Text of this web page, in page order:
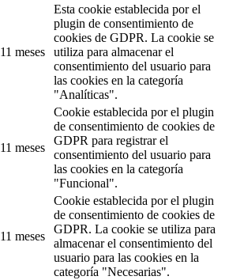
11 meses
Esta cookie establecida por el
plugin de consentimiento de
cookies de GDPR. La cookie se
utiliza para almacenar el
consentimiento del usuario para
las cookies en la categoría
"Analíticas".
11 meses
Cookie establecida por el plugin
de consentimiento de cookies de
GDPR para registrar el
consentimiento del usuario para
las cookies en la categoría
"Funcional".
11 meses
Cookie establecida por el plugin
de consentimiento de cookies de
GDPR. La cookie se utiliza para
almacenar el consentimiento del
usuario para las cookies en la
categoría "Necesarias".